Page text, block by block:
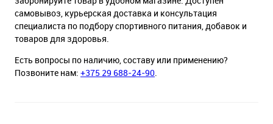
самовывоз, курьерская доставка и консультация
специалиста по подбору спортивного питания, добавок и
товаров для здоровья.
Есть вопросы по наличию, составу или применению?
Позвоните нам: +375 29 688-24-90.